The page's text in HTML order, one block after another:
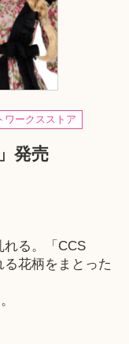
ークスストア
発売
れる。「CCS
花柄をまとった